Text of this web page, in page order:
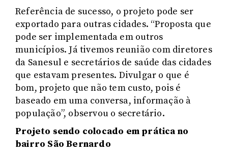
Referência de sucesso, o projeto pode ser
exportado para outras cidades. “Proposta que
pode ser implementada em outros
municípios. Já tivemos reunião com diretores
da Sanesul e secretários de saúde das cidades
que estavam presentes. Divulgar o que é
bom, projeto que não tem custo, pois é
baseado em uma conversa, informação à
população”, observou o secretário.
Projeto sendo colocado em prática no
bairro São Bernardo